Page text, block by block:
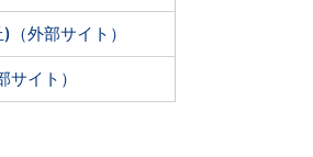
外部サイト）
イト）